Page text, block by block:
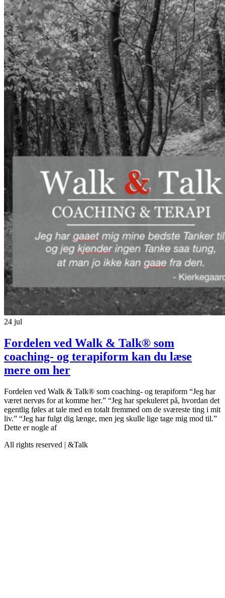
24 jul
Fordelen ved Walk & Talk® som
coaching- og terapiform kan du læse
mere om her
Fordelen ved Walk & Talk® som coaching- og terapiform “Jeg har
været nervøs for at komme her.” “Jeg har spekuleret på, hvordan det
egentlig føles at tale med en totalt fremmed om de sværeste ting i mit
liv.” “Jeg har fulgt dig længe, men jeg skulle lige tage mig mod til.”
Dette er nogle af
All rights reserved | &Talk